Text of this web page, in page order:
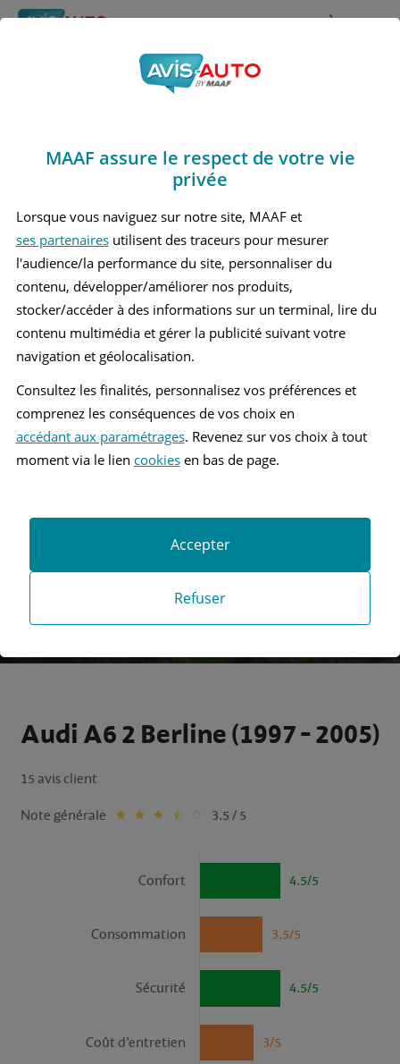
Rechercher À propos
Obtenir un devis d'assurance auto MAAF
Avis Audi A6 2 Berline
(1997 - 2005)
Recherche d'un véhicule
Comparer deux véhicules
Recherche
Recherche avancée
Audi A6 2 Berline (1997 - 2005)
15 avis client
Note générale 3.5 / 5
4.5/5
Confort
3.5/5
Consommation
4.5/5
Sécurité
3/5
Coût d’entretien
MAAF assure le respect de votre vie
privée
Lorsque vous naviguez sur notre site, MAAF et
ses partenairesutilisent des traceurs pour mesurer
l'audience/la performance du site, personnaliser du
contenu, développer/améliorer nos produits,
stocker/accéder à des informations sur un terminal, lire du
contenu multimédia et gérer la publicité suivant votre
navigation et géolocalisation.
Consultez les finalités, personnalisez vos préférences et
comprenez les conséquences de vos choix en
accédant aux paramétrages. Revenez sur vos choix à tout
moment via le lien cookiesen bas de page.
Refuser
Accepter